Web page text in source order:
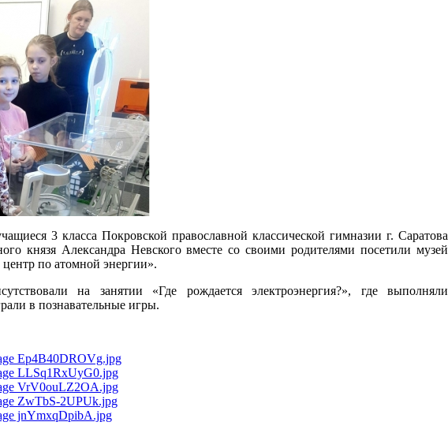
3 класса Покровской православной классической гимназии г. Саратова
князя Александра Невского вместе со своими родителями посетили музей
по атомной энергии».
на занятии «Где рождается электроэнергия?», где выполняли
в познавательные игры.